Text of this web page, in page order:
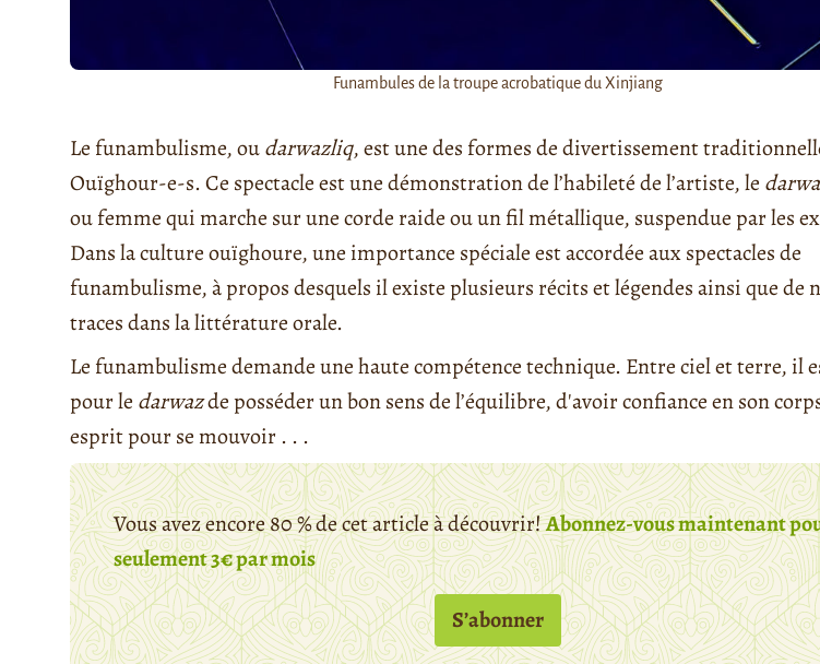
Funambules de la troupe acrobatique du Xinjiang
Le funambulisme, oudarwazliq, est une des formes de divertissement
Ouïghour-e-s. Ce spectacle est une démonstration de l’habileté de l’artiste, le
ou femme qui marche sur une corde raide ou un fil métallique, suspendue par les
Dans la culture ouïghoure, une importance spéciale est accordée aux spectacles de
funambulisme, à propos desquels il existe plusieurs récits et légendes ainsi que de
traces dans la littérature orale.
Le funambulisme demande une haute compétence technique. Entre ciel et terre, il
pour le darwazde posséder un bon sens de l’équilibre, d'avoir confiance en son
esprit pour se mouvoir . . .
Vous avez encore 80 % de cet article à découvrir!Abonnez-vous maintenant
seulement 3€ par mois
S’abonner